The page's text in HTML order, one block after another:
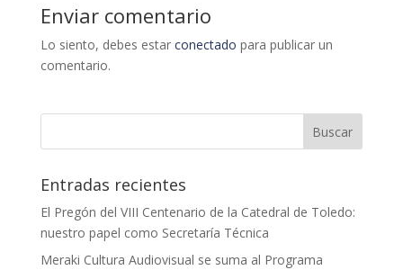
Enviar comentario
Lo siento, debes estar conectado para publicar un
comentario.
Entradas recientes
El Pregón del VIII Centenario de la Catedral de Toledo:
nuestro papel como Secretaría Técnica
Meraki Cultura Audiovisual se suma al Programa